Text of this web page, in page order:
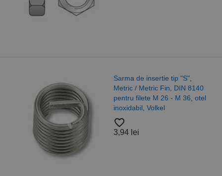
Sarma de insertie tip "S",
Metric / Metric Fin, DIN 8140
pentru filete M 26 - M 36, otel
inoxidabil, Volkel
favorite_border
3,94 lei